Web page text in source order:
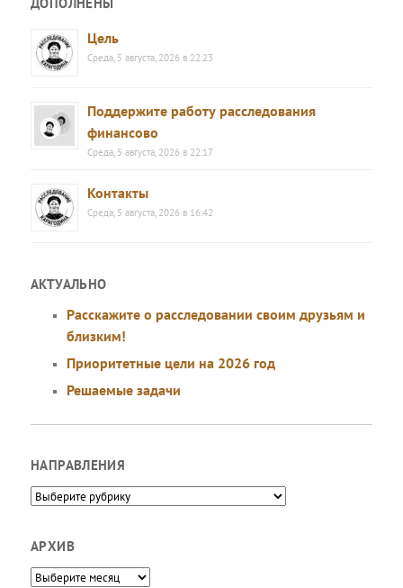
Цель
Среда, 5 августа, 2026 в 22:23
Поддержите работу расследования
финансово
Среда, 5 августа, 2026 в 22:17
Контакты
Среда, 5 августа, 2026 в 16:42
АКТУАЛЬНО
Расскажите о расследовании своим друзьям и
близким!
Приоритетные цели на 2026 год
Решаемые задачи
НАПРАВЛЕНИЯ
Направления
АРХИВ
Архив